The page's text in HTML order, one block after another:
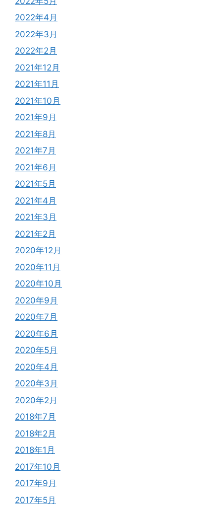
2022年4月
2022年3月
2022年2月
2021年12月
2021年11月
2021年10月
2021年9月
2021年8月
2021年7月
2021年6月
2021年5月
2021年4月
2021年3月
2021年2月
2020年12月
2020年11月
2020年10月
2020年9月
2020年7月
2020年6月
2020年5月
2020年4月
2020年3月
2020年2月
2018年7月
2018年2月
2018年1月
2017年10月
2017年9月
2017年5月